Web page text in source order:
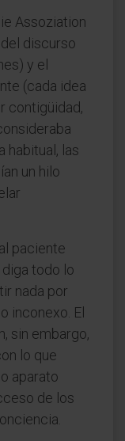
Assoziation
discurso
y el
(cada idea
contigüidad,
habitual, las
un hilo
paciente
todo lo
nada por
inconexo. El
sin embargo,
lo que
aparato
de los